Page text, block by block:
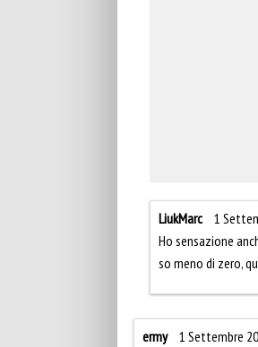
LiukMarc
1
Ho sensazione
so meno di zero,
ermy
1 Settembre